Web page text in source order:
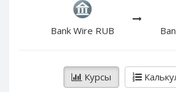
Bank Wire RUB
Курсы
PayPal HKD
PayPal NZD
PayPal NOK